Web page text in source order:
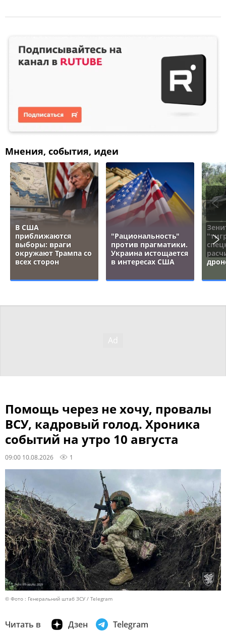
Мнения, события, идеи
В США
приближаются
выборы: враги
окружают Трампа со
всех сторон
"Рациональность"
против прагматики.
Украина истощается
в интересах США
Помощь через не хочу, провалы
ВСУ, кадровый голод. Хроника
событий на утро 10 августа
09:00 10.08.2026 1
© Фото : Генеральний штаб ЗСУ / Telegram
Читать в Дзен Telegram